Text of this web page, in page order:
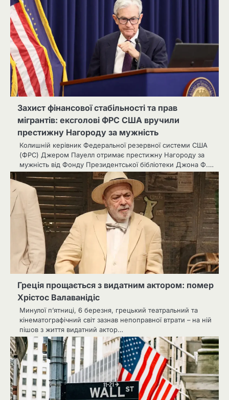
Захист фінансової стабільності та прав
мігрантів: ексголові ФРС США вручили
престижну Нагороду за мужність
Колишній керівник Федеральної резервної системи США
(ФРС) Джером Пауелл отримає престижну Нагороду за
мужність від Фонду Президентської бібліотеки Джона Ф.…
Греція прощається з видатним актором: помер
Хрістос Валаванідіс
Минулої п’ятниці, 6 березня, грецький театральний та
кінематографічний світ зазнав непоправної втрати – на ній
пішов з життя видатний актор…